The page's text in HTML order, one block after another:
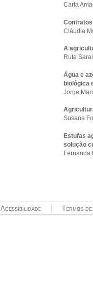
Carla
Cláudia
A
Rute
Água e
biológica
Jorge
Susana
Estufas
solução
Fernanda
Termos
Acessibilidade